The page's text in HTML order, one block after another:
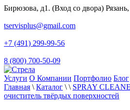
Бирюзова, д1. (Вход со двора)
tservisplus@gmail.com
+7 (491) 299-99-56
8 (800) 700-50-09
Услуги О Компании Портфолио Блог
Главная \ Каталог \ \ SPRAY
очиститель твёрдых поверхностей